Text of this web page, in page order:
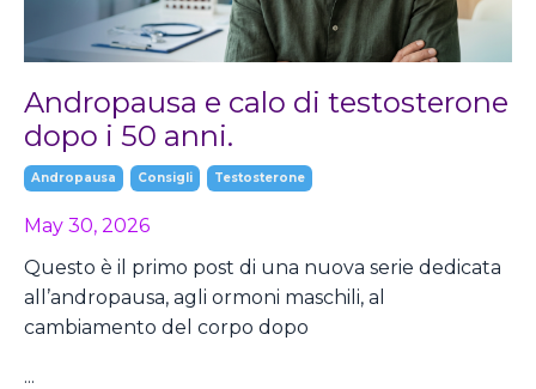
Andropausa e calo di testosterone
dopo i 50 anni.
Andropausa Consigli Testosterone
May 30, 2026
Questo è il primo post di una nuova serie dedicata
all’andropausa, agli ormoni maschili, al
cambiamento del corpo dopo
...